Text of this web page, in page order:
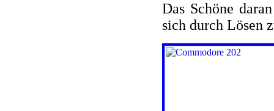
Das Schöne
sich durch Lösen